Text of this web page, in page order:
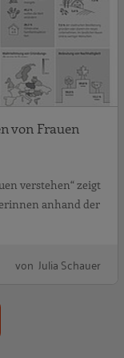
von Frauen
verstehen“ zeigt
anhand der
von Julia Schauer